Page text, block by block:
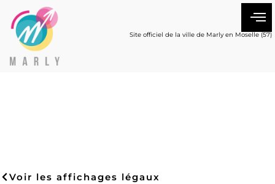
Site officiel de la ville de Marly en Moselle (57)
Voir les affichages légaux